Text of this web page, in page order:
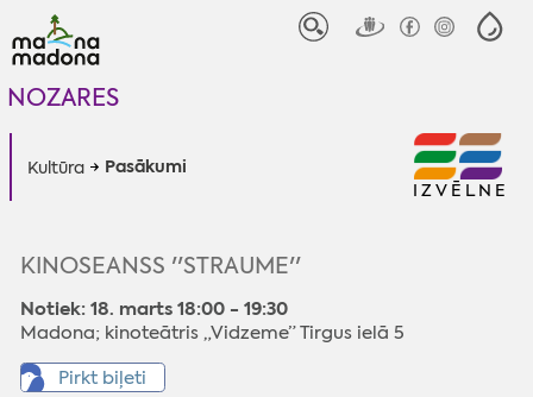
NOZARES
Kultūra Pasākumi
IZVĒLNE
KINOSEANSS ''STRAUME''
Notiek: 18. marts 18:00 - 19:30
Madona; kinoteātris „Vidzeme” Tirgus ielā 5
Pirkt biļeti